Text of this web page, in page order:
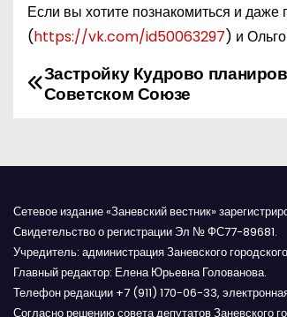
Если вы хотите познакомиться и
(https://vk.com/id50063297) и
Н
г
а
ц
Застройку Кудрово
Советском Союзе
Сетевое издание «Заневский вестник»
Свидетельство о регистрации Эл № ФС77-89681.
Учредитель: администрация Заневского
Главный редактор: Елена Юрьевна Голованова.
Телефон редакции +7 (911) 170-06-33,
Согласно решению совета депутатов Заневского